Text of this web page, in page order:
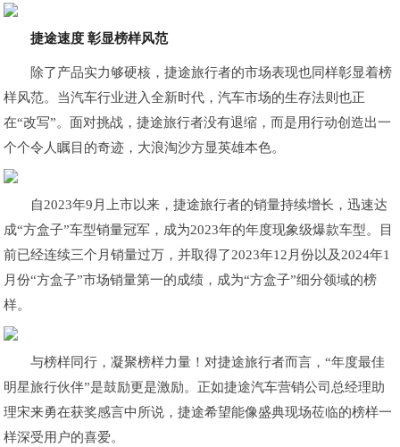
捷途速度 彰显榜样风范
除了产品实力够硬核，捷途旅行者的市场表现也同样彰显着榜
样风范。当汽车行业进入全新时代，汽车市场的生存法则也正
在“改写”。面对挑战，捷途旅行者没有退缩，而是用行动创造出一
个个令人瞩目的奇迹，大浪淘沙方显英雄本色。
自2023年9月上市以来，捷途旅行者的销量持续增长，迅速达
成“方盒子”车型销量冠军，成为2023年的年度现象级爆款车型。目
前已经连续三个月销量过万，并取得了2023年12月份以及2024年1
月份“方盒子”市场销量第一的成绩，成为“方盒子”细分领域的榜
样。
与榜样同行，凝聚榜样力量！对捷途旅行者而言，“年度最佳
明星旅行伙伴”是鼓励更是激励。正如捷途汽车营销公司总经理助
理宋来勇在获奖感言中所说，捷途希望能像盛典现场莅临的榜样一
样深受用户的喜爱。